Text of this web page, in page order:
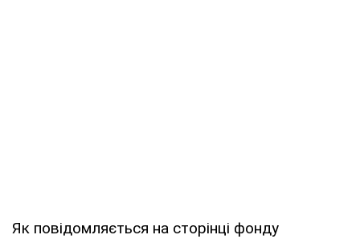
Як повідомляється на сторінці фонду